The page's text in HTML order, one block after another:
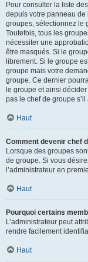
Pour consulter la liste
depuis votre panneau de
groupes, sélectionnez le
Toutefois, tous les
nécessiter une
être masqués. Si le
librement. Si le groupe
groupe mais votre
groupe. Ce dernier
le groupe et ainsi
pas le chef de groupe
Haut
Comment devenir chef
Lorsque des groupes
de groupe. Si vous
l’administrateur en
Haut
Pourquoi certains
L’administrateur peut
rendre facilement
Haut